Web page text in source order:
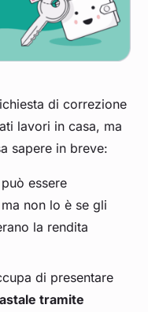
di correzione
lavori in casa, ma
sapere in breve:
può essere
non lo è se gli
la rendita
di presentare
tramite